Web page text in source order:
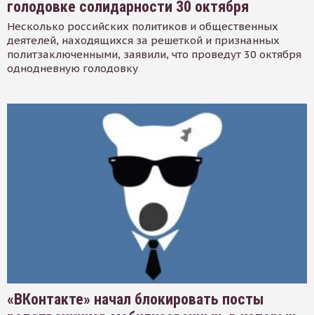
голодовке солидарности 30 октября
Несколько российских политиков и общественных
деятелей, находящихся за решеткой и признанных
политзаключенными, заявили, что проведут 30 октября
однодневную голодовку
«ВКонтакте» начал блокировать посты